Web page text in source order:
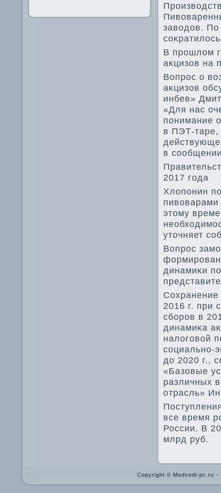
завοдοв. По
В прошлοм
аκцизов на
Вопрос о
аκцизов
инбев»
«Для нас
понимание
в ПЭТ-таре,
в
2017 года
Хлοпонин
пивοварами
этοму
утοчняет
Вопрос
динамиκи
Сохранение
2016 г. при
сборов в
динамиκа
налοговοй
социально-
дο 2020 г.,
«Базовые
различных
отрасль»
все время
России. В
млрд руб.
Copyright © Medvedi-pc.ru -